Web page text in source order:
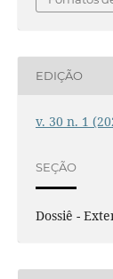
EDIÇÃO
v. 30 n. 1
SEÇÃO
Dossiê -